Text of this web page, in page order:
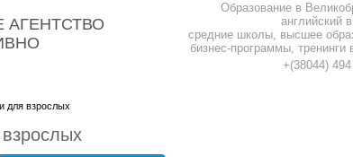
АГЕНТСТВО
Образование в
английский
средние школы, высшее
бизнес-программы, тренинги
+(38044)
для взрослых